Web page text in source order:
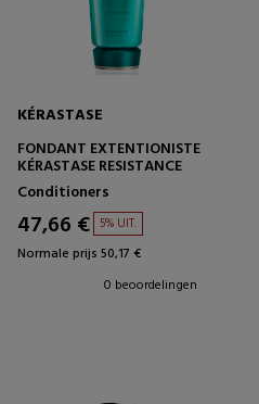
KÉRASTASE
FONDANT EXTENTIONISTE
KÉRASTASE RESISTANCE
Conditioners
47,66 € 5% UIT.
Normale prijs 50,17 €
0 beoordelingen